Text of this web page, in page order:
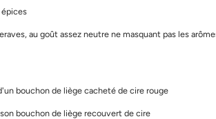
épices
au goût assez neutre ne masquant pas les
bouchon de liège cacheté de cire rouge
bouchon de liège recouvert de cire